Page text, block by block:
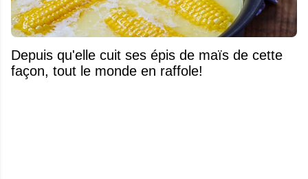
Depuis qu'elle cuit ses épis de maïs de cette
façon, tout le monde en raffole!